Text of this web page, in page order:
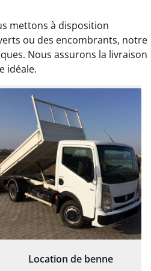
mettons à disposition
ou des encombrants, notre
Nous assurons la livraison
idéale.
Location de benne
Elisa Barreau
6 avril 2025
Parfait pour évacuer les
gravats de mon chantier.
Service rapide et efficace. Je
recommande sans
hésitation.